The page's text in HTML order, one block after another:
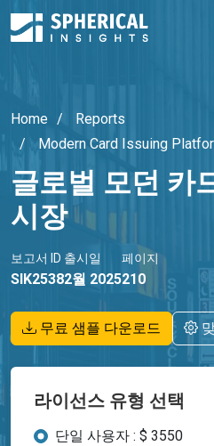
Home
Reports
Modern Card Issuing
글로벌 모던 카
시장
보고서 ID
SIK2538
출시일
2월 2025
페이지
210
무료 샘플 다운로드
라이선스 유형 선택
단일 사용자 : $ 3550